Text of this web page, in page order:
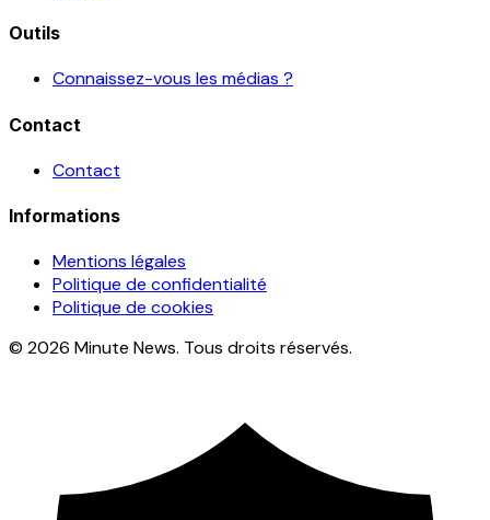
Outils
Connaissez-vous les médias ?
Contact
Contact
Informations
Mentions légales
Politique de confidentialité
Politique de cookies
© 2026 Minute News. Tous droits réservés.